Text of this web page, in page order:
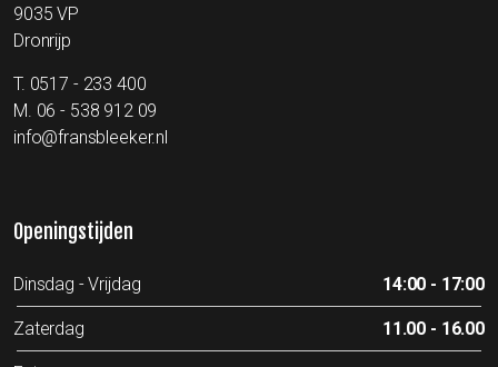
9035 VP
Dronrijp
T. 0517 - 233 400
M. 06 - 538 912 09
info@fransbleeker.nl
Openingstijden
Dinsdag - Vrijdag 14:00 - 17:00
Zaterdag 11.00 - 16.00